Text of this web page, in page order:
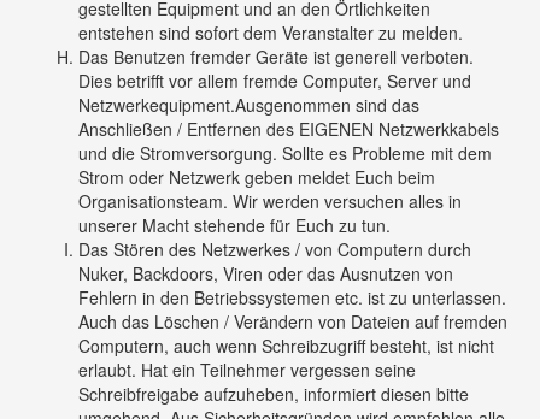
gestellten Equipment und an den Örtlichkeiten
entstehen sind sofort dem Veranstalter zu melden.
Das Benutzen fremder Geräte ist generell verboten.
Dies betrifft vor allem fremde Computer, Server und
Netzwerkequipment.Ausgenommen sind das
Anschließen / Entfernen des EIGENEN Netzwerkkabels
und die Stromversorgung. Sollte es Probleme mit dem
Strom oder Netzwerk geben meldet Euch beim
Organisationsteam. Wir werden versuchen alles in
unserer Macht stehende für Euch zu tun.
Das Stören des Netzwerkes / von Computern durch
Nuker, Backdoors, Viren oder das Ausnutzen von
Fehlern in den Betriebssystemen etc. ist zu unterlassen.
Auch das Löschen / Verändern von Dateien auf fremden
Computern, auch wenn Schreibzugriff besteht, ist nicht
erlaubt. Hat ein Teilnehmer vergessen seine
Schreibfreigabe aufzuheben, informiert diesen bitte